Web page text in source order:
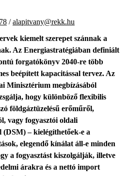
/alapitvany@rekk.hu
kiemelt szerepet szánnak a
Az Energiastratégiában definiált
forgatókönyv 2040-re több
beépített kapacitással tervez. Az
Minisztérium megbízásából
hogy különböző flexibilis
földgáztüzelésű erőműről,
vagy fogyasztói oldali
(DSM) – kielégíthetőek-e a
elegendő kínálat áll-e minden
a fogyasztást kiszolgálják, illetve
árakra és a nettó import